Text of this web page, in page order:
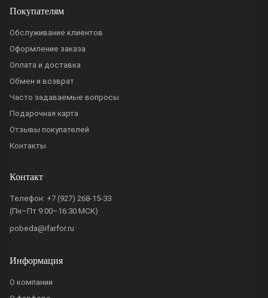
Покупателям
Обслуживание клиентов
Оформление заказа
Оплата и доставка
Обмен и возврат
Часто задаваемые вопросы
Подарочная карта
Отзывы покупателей
Контакты
Контакт
Телефон: +7 (927) 268-15-33
(Пн–Пт 9:00–16:30 МСК)
pobeda@ifarfor.ru
Информация
О компании